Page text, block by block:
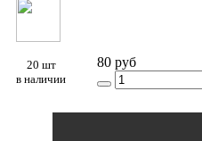
20 шт
в наличии
80 руб